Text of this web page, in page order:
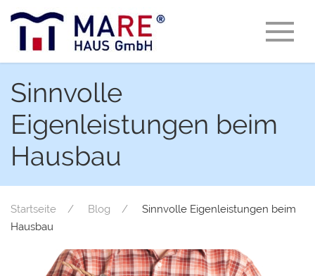
Sinnvolle
Eigenleistungen beim
Hausbau
Startseite Blog
Sinnvolle Eigenleistungen beim
Hausbau